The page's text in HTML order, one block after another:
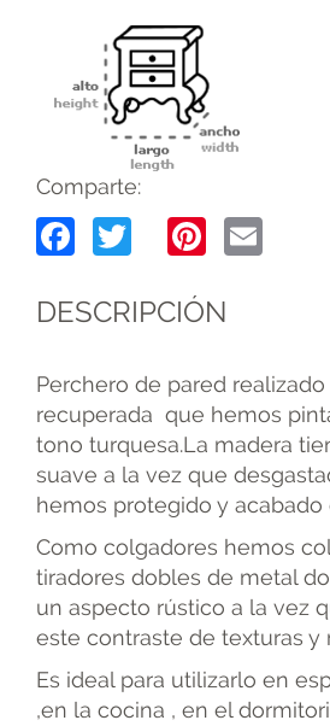
Comparte:
Facebook
Twitter
DESCRIPCIÓN
Perchero de pared
recuperada que hemos
tono turquesa.La madera
suave a la vez que
hemos protegido y acabado
Como colgadores hemos
tiradores dobles de metal
un aspecto rústico a la vez
este contraste de texturas y
Es ideal para utilizarlo en
,en la cocina , en el